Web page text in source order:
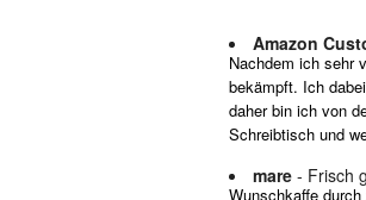
Amazon
Nachdem ich sehr
bekämpft. Ich
daher bin ich von
Schreibtisch und
mare - Frisch
Wunschkaffe